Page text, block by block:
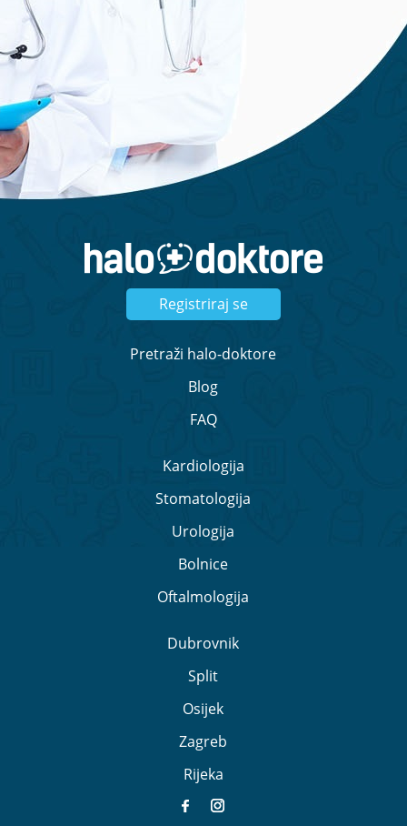
Registriraj se
Pretraži halo-doktore
Blog
FAQ
Kardiologija
Stomatologija
Urologija
Bolnice
Oftalmologija
Dubrovnik
Split
Osijek
Zagreb
Rijeka